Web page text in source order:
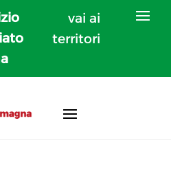
vai ai
territori